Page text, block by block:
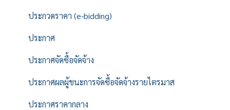
ประกวดราคา (e-bidding)
ประกาศ
ประกาศจัดซื้อจัดจ้าง
ประกาศผลผู้ชนะการจัดซื้อจัดจ้างรายไตรมาส
ประกาศราคากลาง